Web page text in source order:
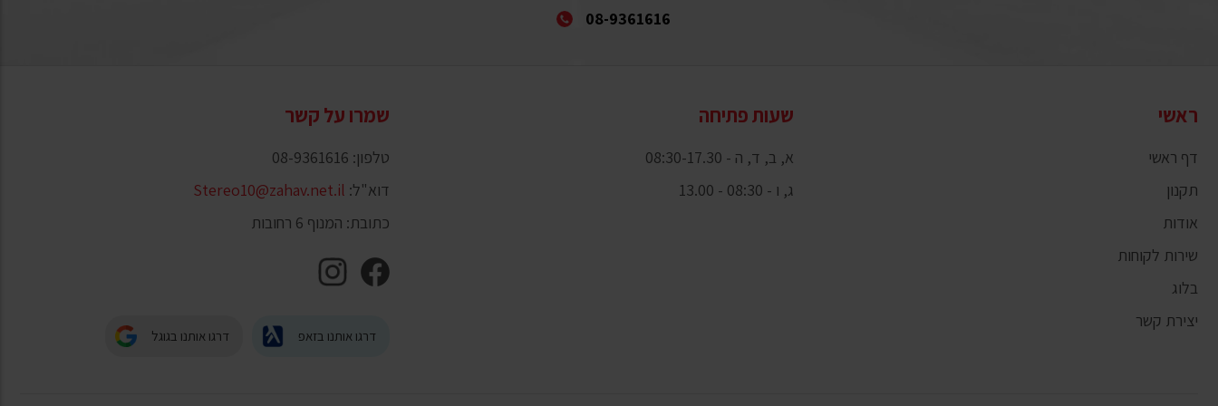
08-9361616
ראשי
דף ראשי
תקנון
אודות
שירות לקוחות
בלוג
יצירת קשר
שעות פתיחה
א, ב, ד, ה - 08:30-17.30
ג, ו - 08:30 - 13.00
שמרו על קשר
טלפון: 08-9361616
דוא"ל: Stereo10@zahav.net.il
כתובת: המנוף 6 רחובות
דרגו אותנו בזאפ דרגו אותנו בגוגל